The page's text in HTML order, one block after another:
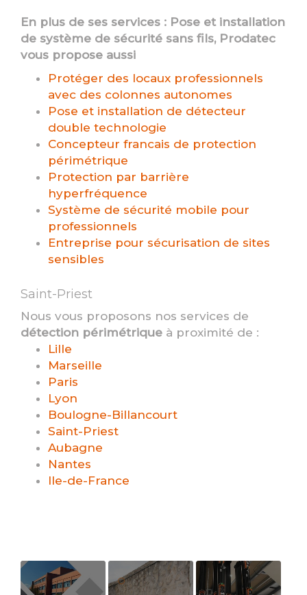
En plus de ses services : Pose et installation
de système de sécurité sans fils, Prodatec
vous propose aussi
Protéger des locaux professionnels
avec des colonnes autonomes
Pose et installation de détecteur
double technologie
Concepteur francais de protection
périmétrique
Protection par barrière
hyperfréquence
Système de sécurité mobile pour
professionnels
Entreprise pour sécurisation de sites
sensibles
Saint-Priest
Nous vous proposons nos services de
détection périmétrique à proximité de :
Lille
Marseille
Paris
Lyon
Boulogne-Billancourt
Saint-Priest
Aubagne
Nantes
Ile-de-France